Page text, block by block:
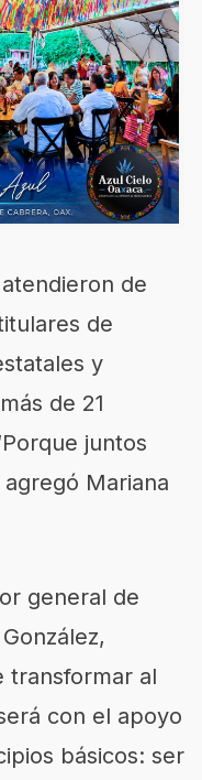
de
de
y
de 21
juntos
Mariana
general de
transformar al
con el apoyo
básicos: ser